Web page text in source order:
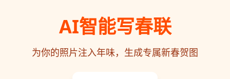
AI智能写春联
为你的照片注入年味，生成专属新春贺图